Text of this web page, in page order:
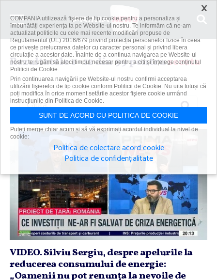
Rezultatele 1 - 12 din 99 pentruseceta
Caută
VIDEO. Silviu Sergiu, despre apelurile la
reducerea consumului de energie:
„Oamenii nu pot renunţa la nevoile de
×
COMPANIA utilizează fişiere de tip cookie pentru a personaliza și
îmbunătăți experiența ta pe Website-ul nostru. Te informăm că ne-am
actualizat politicile cu cele mai recente modificări propuse de
Regulamentul (UE) 2016/679 privind protecția persoanelor fizice în ceea
ce privește prelucrarea datelor cu caracter personal și privind libera
circulație a acestor date. Înainte de a continua navigarea pe Website-ul
nostru te rugăm să aloci timpul necesar pentru a citi și înțelege conținutul
Politicii de Cookie.
Prin continuarea navigării pe Website-ul nostru confirmi acceptarea
utilizării fişierelor de tip cookie conform Politicii de Cookie. Nu uita totuși că
poți modifica în orice moment setările acestor fişiere cookie urmând
instrucțiunile din Politica de Cookie.
SUNT DE ACORD CU POLITICA DE COOKIE
Puteți merge chiar acum și să vă exprimați acordul individual la nivel de
cookie:
Politica de colectare acord cookie
Politica de confidențialitate